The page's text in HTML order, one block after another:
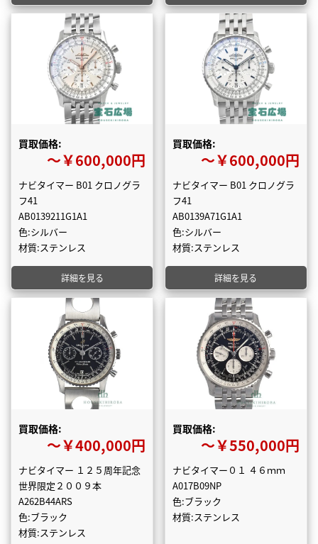
買取価格:
〜￥600,000円
ナビタイマー B01 クロノグラ
フ41
AB0139211G1A1
色:シルバー
材質:ステンレス
詳細を見る
買取価格:
〜￥600,000円
ナビタイマー B01 クロノグラ
フ41
AB0139A71G1A1
色:シルバー
材質:ステンレス
詳細を見る
買取価格:
〜￥400,000円
ナビタイマー １２５周年記念
世界限定２００９本
A262B44ARS
色:ブラック
材質:ステンレス
買取価格:
〜￥550,000円
ナビタイマー０１ ４６ｍｍ
A017B09NP
色:ブラック
材質:ステンレス